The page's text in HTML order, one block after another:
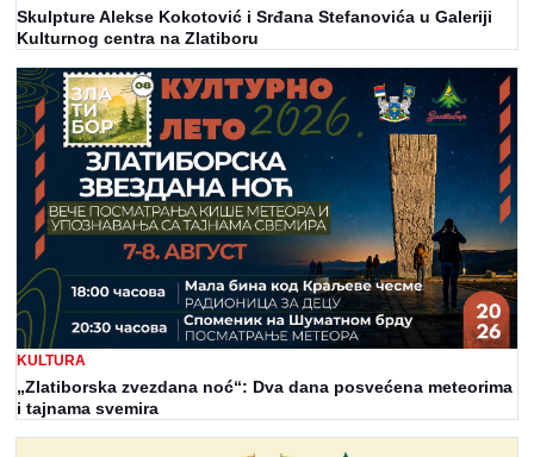
Skulpture Alekse Kokotović i Srđana Stefanovića u Galeriji
Kulturnog centra na Zlatiboru
KULTURA
„Zlatiborska zvezdana noć“: Dva dana posvećena meteorima
i tajnama svemira